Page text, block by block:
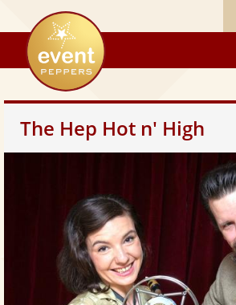
eventpeppers
The Hep Hot n' High